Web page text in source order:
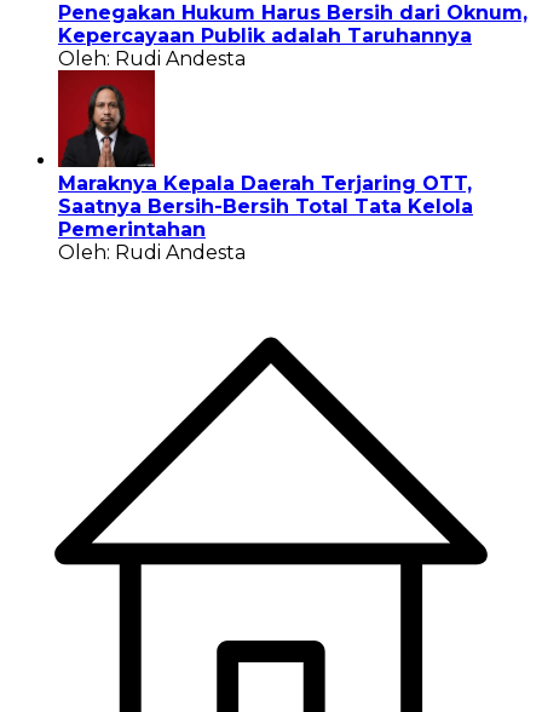
Penegakan Hukum Harus Bersih dari Oknum,
Kepercayaan Publik adalah Taruhannya
Oleh: Rudi Andesta
Maraknya Kepala Daerah Terjaring OTT,
Saatnya Bersih-Bersih Total Tata Kelola
Pemerintahan
Oleh: Rudi Andesta